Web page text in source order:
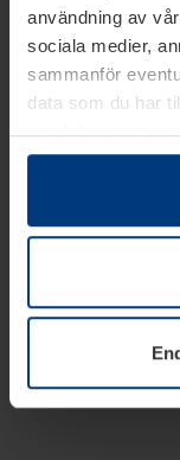
användning av
sociala medier,
sammanför
data som du har
samlat in inom
Juridiskt kan vi
absolut
godkännande
informationen
vår webbplats.